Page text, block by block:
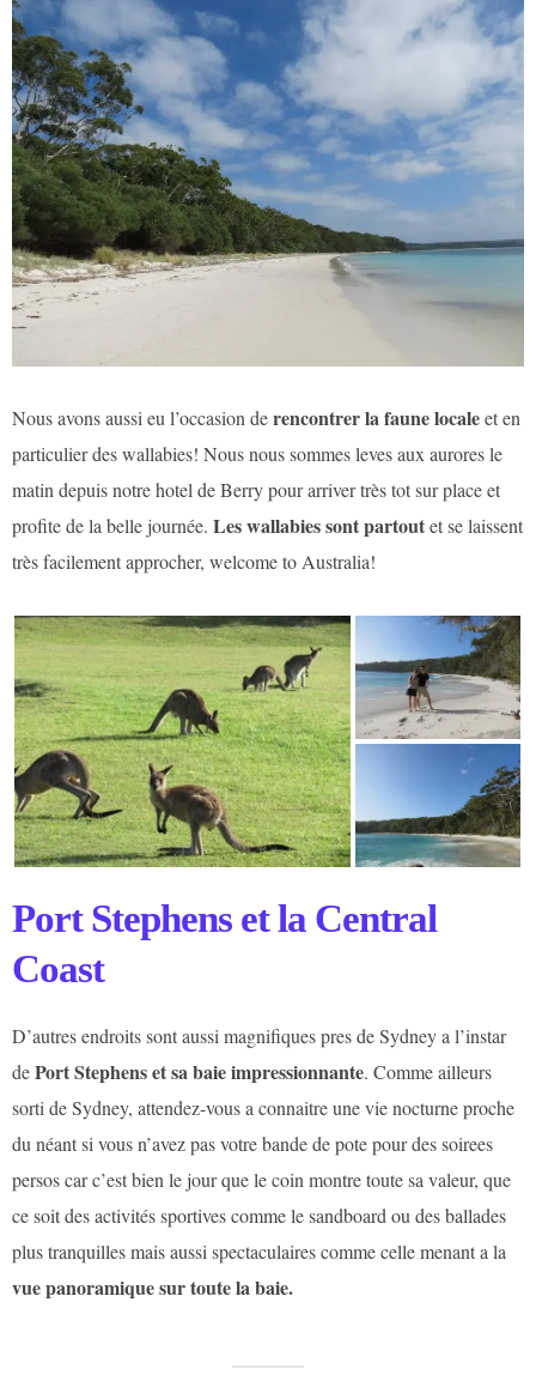
Nous avons aussi eu l’occasion derencontrer la faune localeet en
particulier des wallabies! Nous nous sommes leves aux aurores le
matin depuis notre hotel de Berry pour arriver très tot sur place et
profite de la belle journée. Les wallabies sont partoutet se laissent
très facilement approcher, welcome to Australia!
Port Stephens et la Central
Coast
D’autres endroits sont aussi magnifiques pres de Sydney a l’instar
dePort Stephens et sa baie impressionnante. Comme ailleurs
sorti de Sydney, attendez-vous a connaitre une vie nocturne proche
du néant si vous n’avez pas votre bande de pote pour des soirees
persos car c’est bien le jour que le coin montre toute sa valeur, que
ce soit des activités sportives comme le sandboard ou des ballades
plus tranquilles mais aussi spectaculaires comme celle menant a la
vue panoramique sur toute la baie.